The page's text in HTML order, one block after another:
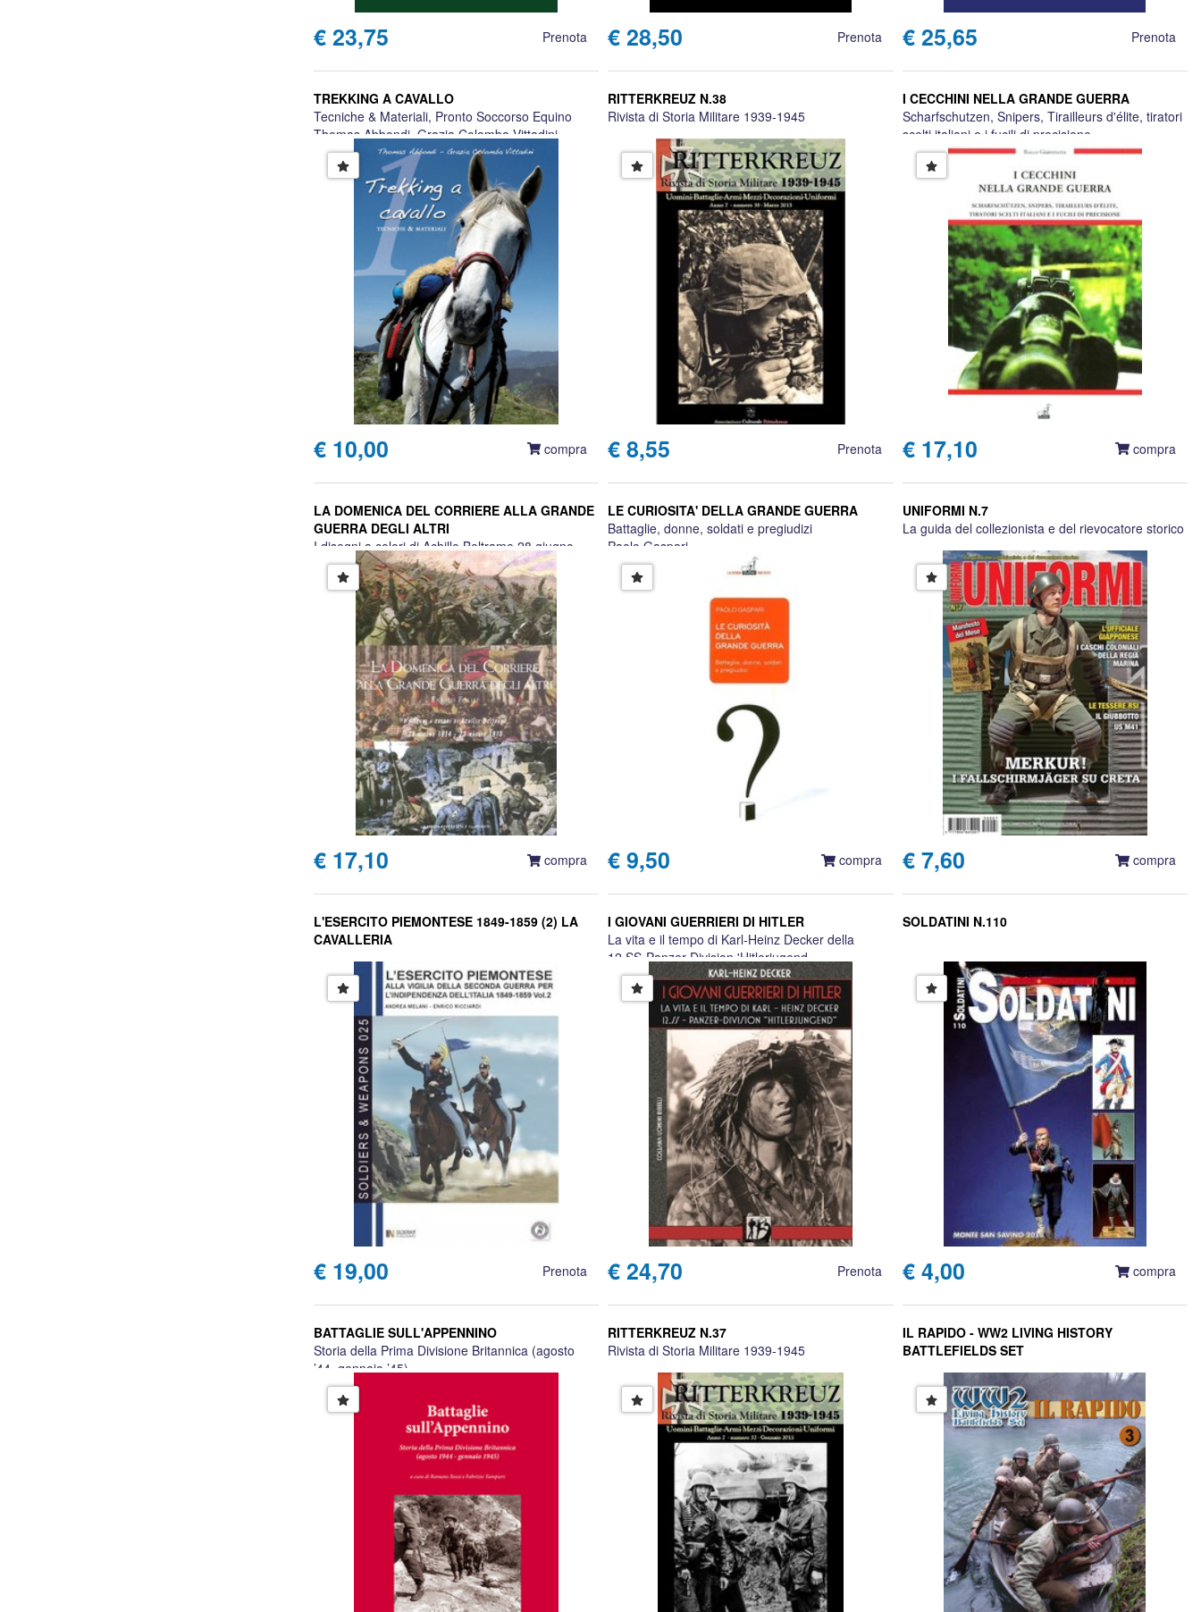
€ 23,75 Prenota € 28,50 Prenota € 25,65 Prenota
TREKKING A CAVALLO
Tecniche & Materiali, Pronto Soccorso Equino
Thomas Abbondi, Grazia Colomba Vittadini
€ 10,00 compra
RITTERKREUZ N.38
Rivista di Storia Militare 1939-1945
€ 8,55 Prenota
I CECCHINI NELLA GRANDE GUERRA
Scharfschutzen, Snipers, Tirailleurs d'élite, tiratori
scelti italiani e i fucili di precisione
Rocco Giammetta
€ 17,10 compra
LA DOMENICA DEL CORRIERE ALLA GRANDE
GUERRA DEGLI ALTRI
I disegni a colori di Achille Beltrame 28 giugno
1914 - 23 maggio 1915
Enrico Folisi
€ 17,10 compra
LE CURIOSITA' DELLA GRANDE GUERRA
Battaglie, donne, soldati e pregiudizi
Paolo Gaspari
€ 9,50 compra
UNIFORMI N.7
La guida del collezionista e del rievocatore storico
€ 7,60 compra
L'ESERCITO PIEMONTESE 1849-1859 (2) LA
CAVALLERIA
Andrea Melani, Enrico Ricciardi
€ 19,00 Prenota
I GIOVANI GUERRIERI DI HITLER
La vita e il tempo di Karl-Heinz Decker della
12.SS-Panzer-Division 'Hitlerjugend.
Karl-heinz Decker
€ 24,70 Prenota
SOLDATINI N.110
€ 4,00 compra
BATTAGLIE SULL'APPENNINO
Storia della Prima Divisione Britannica (agosto
’44–gennaio ’45)
A cura di Romano Rossi e Fabrizio Tampieri
RITTERKREUZ N.37
Rivista di Storia Militare 1939-1945
IL RAPIDO - WW2 LIVING HISTORY
BATTLEFIELDS SET